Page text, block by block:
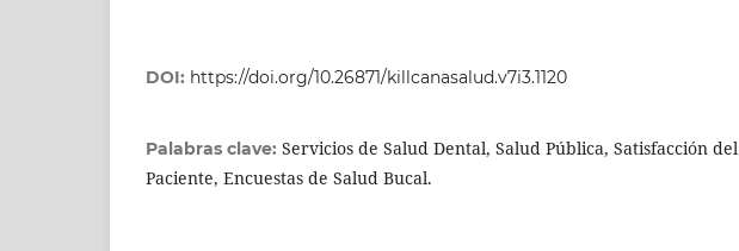
DOI: https://doi.org/10.26871/killcanasalud.v7i3.1120
Palabras clave: Servicios de Salud Dental, Salud Pública, Satisfacción del
Paciente, Encuestas de Salud Bucal.